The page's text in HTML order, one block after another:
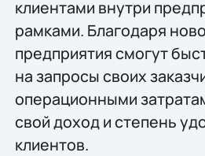
клиентами внутри
рамками. Благодаря
предприятия смогут
на запросы своих
операционными
свой доход и степень
клиентов.